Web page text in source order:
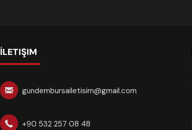
İLETIŞIM
gundembursailetisim@gmail.com
+90 532 257 08 48